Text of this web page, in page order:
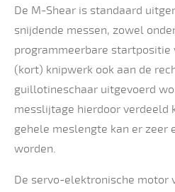
De M-Shear is standaard
snijdende messen, zowel
programmeerbare startpositie
(kort) knipwerk ook aan de
guillotineschaar uitgevoerd
messlijtage hierdoor verdeeld
gehele meslengte kan er zeer
worden.
De servo-elektronische motor